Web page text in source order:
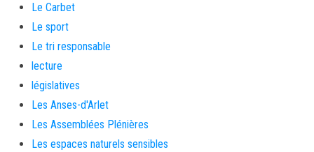
Le Carbet
Le sport
Le tri responsable
lecture
législatives
Les Anses-d'Arlet
Les Assemblées Plénières
Les espaces naturels sensibles